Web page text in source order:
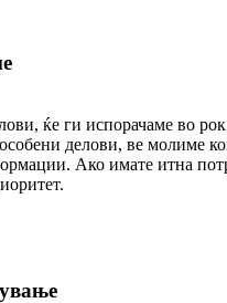
ќе ги испорачаме во
делови, ве молиме
Ако имате итна